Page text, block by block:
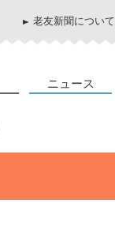
老友新聞について
ニュース